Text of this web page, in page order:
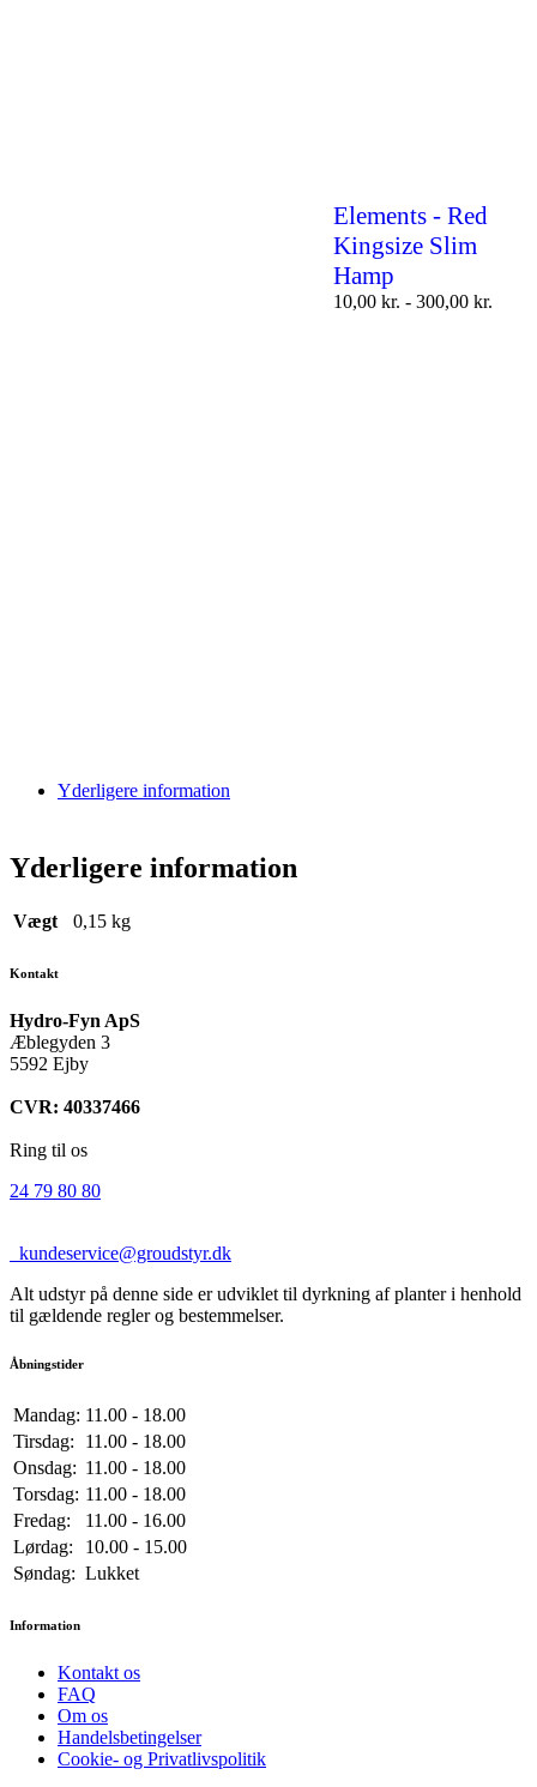
Elements - Red
Kingsize Slim
Hamp
10,00 kr. - 300,00 kr.
Yderligere information
Yderligere information
Vægt 0,15 kg
Kontakt
Hydro-Fyn ApS
Æblegyden 3
5592 Ejby
CVR: 40337466
Ring til os
24 79 80 80
kundeservice@groudstyr.dk
Alt udstyr på denne side er udviklet til dyrkning af planter i henhold
til gældende regler og bestemmelser.
Åbningstider
Mandag: 11.00 - 18.00
Tirsdag:
11.00 - 18.00
Onsdag: 11.00 - 18.00
Torsdag: 11.00 - 18.00
Fredag:
11.00 - 16.00
Lørdag:
10.00 - 15.00
Søndag: Lukket
Information
Kontakt os
FAQ
Om os
Handelsbetingelser
Cookie- og Privatlivspolitik